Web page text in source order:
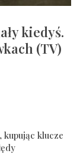
kiedyś.
(TV)
klucze